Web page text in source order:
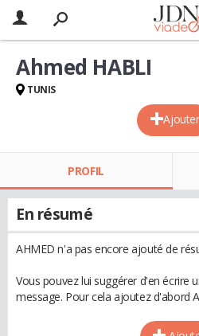
Ajouter
Ahmed HABLI
TUNIS
PROFIL
En résumé
AHMED n'a pas encore ajouté de
Vous pouvez lui suggérer d'en écrire
message. Pour cela ajoutez d'abord